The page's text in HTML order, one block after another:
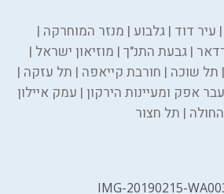
עיר דוד | גלבוע | מנזר המוחרקה |
| גבעת התנ"ך | מוזיאון ישראל |
שוכה | חורבת קייאפה | תל עזקה |
אפק ומעיינות הירקון | עמק איילון
| תל חצור